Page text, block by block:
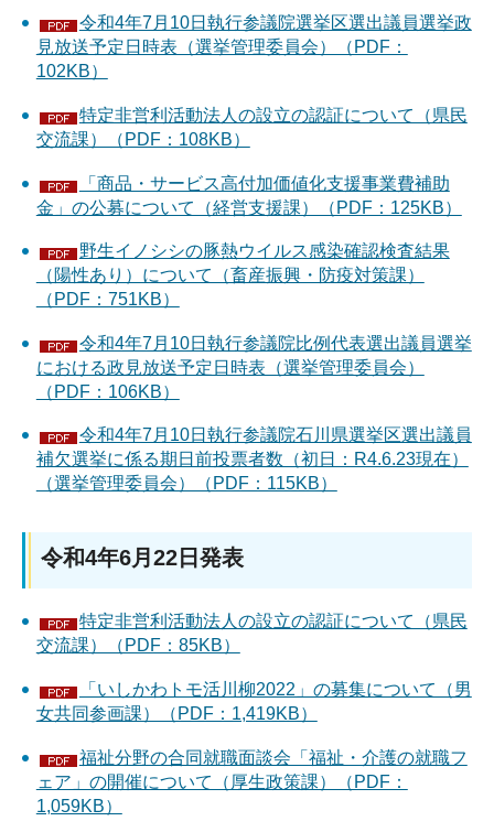
令和4年7月10日執行参議院選挙区選出議員選挙政
見放送予定日時表（選挙管理委員会）（PDF：
102KB）
特定非営利活動法人の設立の認証について（県民
交流課）（PDF：108KB）
「商品・サービス高付加価値化支援事業費補助
金」の公募について（経営支援課）（PDF：125KB）
野生イノシシの豚熱ウイルス感染確認検査結果
（陽性あり）について（畜産振興・防疫対策課）
（PDF：751KB）
令和4年7月10日執行参議院比例代表選出議員選挙
における政見放送予定日時表（選挙管理委員会）
（PDF：106KB）
令和4年7月10日執行参議院石川県選挙区選出議員
補欠選挙に係る期日前投票者数（初日：R4.6.23現在）
（選挙管理委員会）（PDF：115KB）
令和4年6月22日発表
特定非営利活動法人の設立の認証について（県民
交流課）（PDF：85KB）
「いしかわトモ活川柳2022」の募集について（男
女共同参画課）（PDF：1,419KB）
福祉分野の合同就職面談会「福祉・介護の就職フ
ェア」の開催について（厚生政策課）（PDF：
1,059KB）